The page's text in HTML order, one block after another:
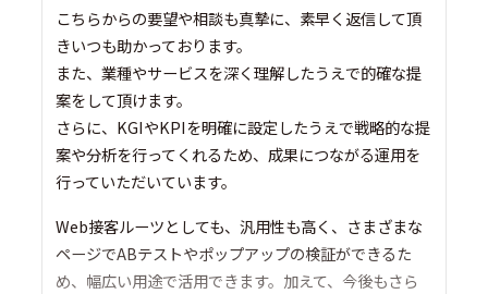
こちらからの要望や相談も真摯に、素早く返信して頂
きいつも助かっております。
また、業種やサービスを深く理解したうえで的確な提
案をして頂けます。
さらに、KGIやKPIを明確に設定したうえで戦略的な提
案や分析を行ってくれるため、成果につながる運用を
行っていただいています。
Web接客ルーツとしても、汎用性も高く、さまざまな
ページでABテストやポップアップの検証ができるた
め、幅広い用途で活用できます。加えて、今後もさら